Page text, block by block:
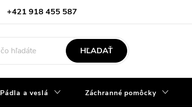
+421 918 455 587
info@vodacky-obchod.sk
HĽADAŤ
Pádla a veslá Záchranné pomôcky